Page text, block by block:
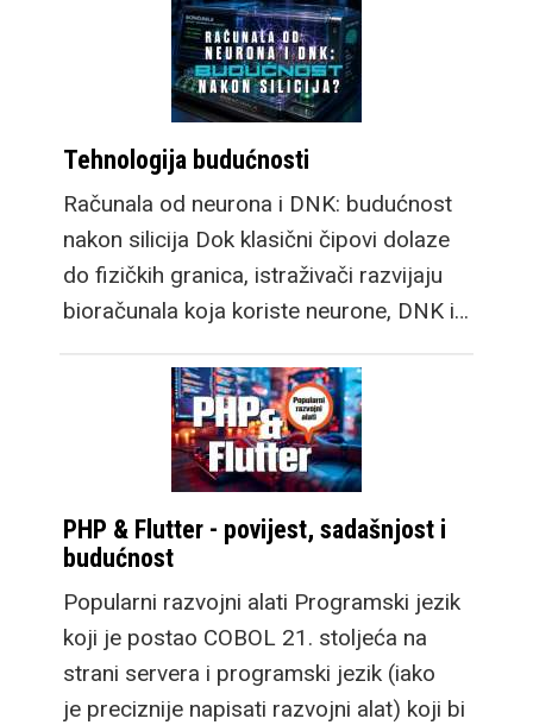
Tehnologija budućnosti
Računala od neurona i DNK: budućnost
nakon silicija Dok klasični čipovi dolaze
do fizičkih granica, istraživači razvijaju
bioračunala koja koriste neurone, DNK i…
PHP & Flutter - povijest, sadašnjost i
budućnost
Popularni razvojni alati Programski jezik
koji je postao COBOL 21. stoljeća na
strani servera i programski jezik (iako
je preciznije napisati razvojni alat) koji bi